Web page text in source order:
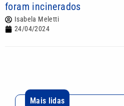
foram incinerados
Isabela Meletti
24/04/2024
Mais lidas